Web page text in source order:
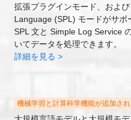
拡張プラグインモード、およ
Language (SPL) モードがサポ
SPL 文と Simple Log Service
いてデータを処理できます。
詳細を見る >
機械学習と計算科学機能が追加され